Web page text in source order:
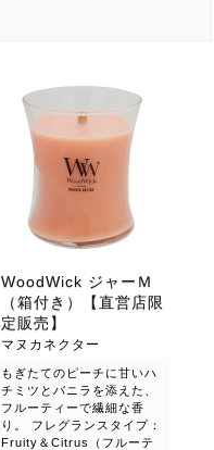
WoodWick ジャーＭ
（箱付き）【直営店限
定販売】
マヌカネクター
もぎたてのピーチに甘いハ
チミツとバニラを添えた、
フルーティーで繊細な香
り。 フレグランスタイプ：
Fruity＆Citrus（フルーテ